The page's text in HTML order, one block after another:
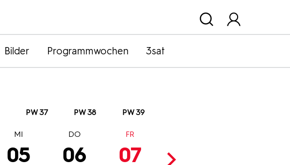
Bilder Programmwochen 3sat
PW 37 PW 38 PW 39
05
MI
06
DO
07
FR
08